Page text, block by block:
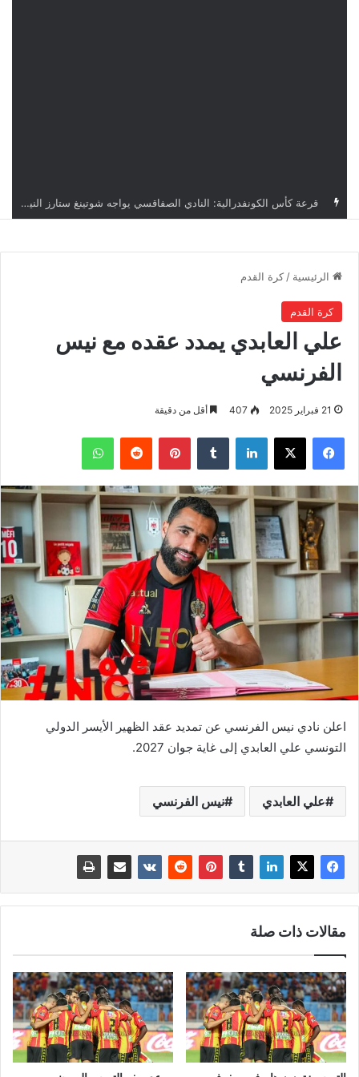
الرئيسية / كرة القدم
كرة القدم
علي العابدي يمدد عقده مع نيس
الفرنسي
21 فبراير 2025 407 أقل من دقيقة
فيسبوك ‫X لينكدإن بينتيريست واتساب
اعلن نادي نيس الفرنسي عن تمديد عقد الظهير الأيسر الدولي
التونسي علي العابدي إلى غاية جوان 2027.
علي العابدي نيس الفرنسي
مقالات ذات صلة